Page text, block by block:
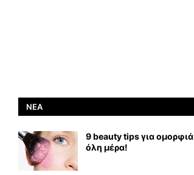
ΝΈΑ
9 beauty tips για ομορφιά
όλη μέρα!